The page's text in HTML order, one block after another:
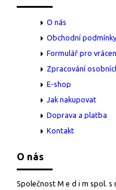
O nás
Obchodní podmínky
Formulář pro
Zpracování
E-shop
Jak nakupovat
Doprava a platba
Kontakt
O nás
Společnost M e d i m spol. s